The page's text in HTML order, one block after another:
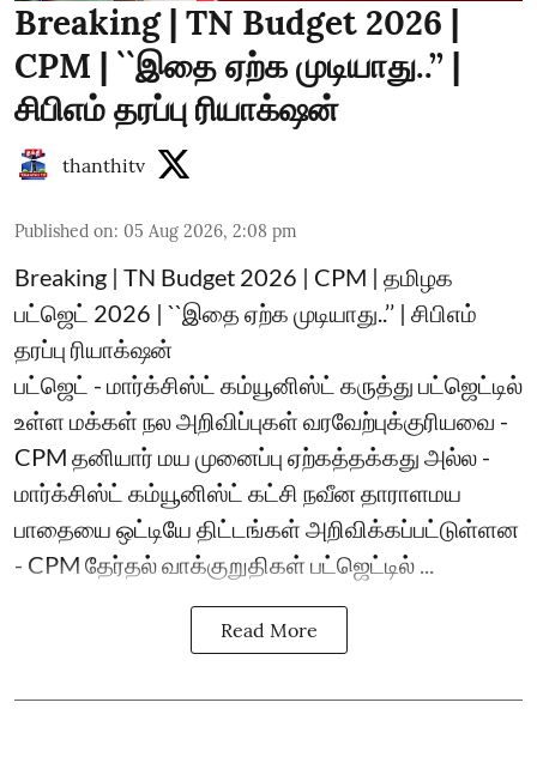
Breaking | TN Budget 2026 |
CPM | ``இதை ஏற்க முடியாது..’’ |
சிபிஎம் தரப்பு ரியாக்‌ஷன்
thanthitv
Published on: 05 Aug 2026, 2:08 pm
Breaking | TN Budget 2026 | CPM | தமிழக
பட்ஜெட் 2026 | ``இதை ஏற்க முடியாது..’’ | சிபிஎம்
தரப்பு ரியாக்‌ஷன்
பட்ஜெட் - மார்க்சிஸ்ட் கம்யூனிஸ்ட் கருத்து பட்ஜெட்டில்
உள்ள மக்கள் நல அறிவிப்புகள் வரவேற்புக்குரியவை -
CPM தனியார் மய முனைப்பு ஏற்கத்தக்கது அல்ல -
மார்க்சிஸ்ட் கம்யூனிஸ்ட் கட்சி நவீன தாராளமய
பாதையை ஒட்டியே திட்டங்கள் அறிவிக்கப்பட்டுள்ளன
- CPM தேர்தல் வாக்குறுதிகள் பட்ஜெட்டில் ...
Read More